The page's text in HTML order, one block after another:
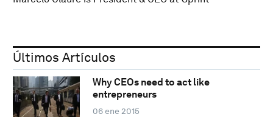
Últimos Artículos
Why CEOs need to act like
entrepreneurs
06 ene 2015